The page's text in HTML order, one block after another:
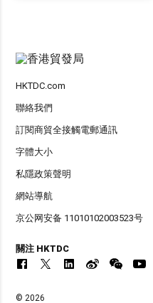
HKTDC.com
聯絡我們
訂閱商貿全接觸電郵通訊
字體大小
私隱政策聲明
網站導航
京公网安备 11010102003523号
關注 HKTDC
© 2026